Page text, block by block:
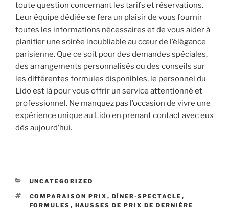
toute question concernant les tarifs et réservations.
Leur équipe dédiée se fera un plaisir de vous fournir
toutes les informations nécessaires et de vous aider à
planifier une soirée inoubliable au cœur de l’élégance
parisienne. Que ce soit pour des demandes spéciales,
des arrangements personnalisés ou des conseils sur
les différentes formules disponibles, le personnel du
Lido est là pour vous offrir un service attentionné et
professionnel. Ne manquez pas l’occasion de vivre une
expérience unique au Lido en prenant contact avec eux
dès aujourd’hui.
CATÉGORIES
UNCATEGORIZED
ÉTIQUETTES
COMPARAISON PRIX , DÎNER-SPECTACLE ,
FORMULES , HAUSSES DE PRIX DE DERNIÈRE